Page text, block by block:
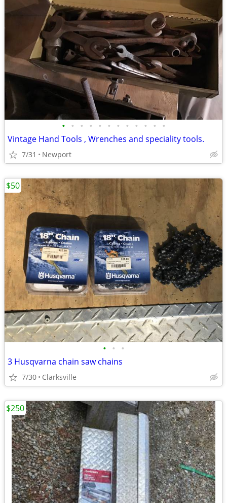
• • • • • • • • • • • •
Vintage Hand Tools , Wrenches and speciality tools.
7/31 Newport
• • •
3 Husqvarna chain saw chains
7/30 Clarksville
$50
$250